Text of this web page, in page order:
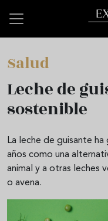
Salud
Leche de
sostenible
La leche de guisante
años como una
animal y a otras leches
o avena.